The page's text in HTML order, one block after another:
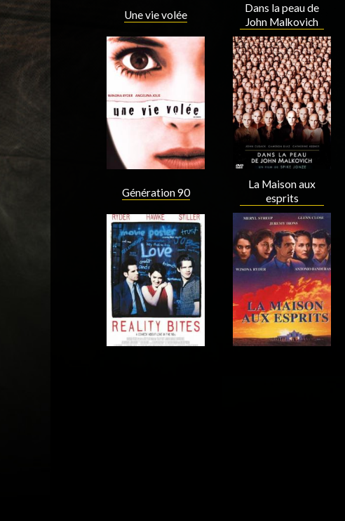
Acteur Acteur
Une vie volée
Acteur
Dans la peau de
John Malkovich
Acteur
Génération 90
La Maison aux
esprits